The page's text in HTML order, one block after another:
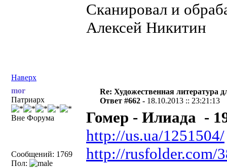
Сканировал и
Алексей Никитин
Наверх
mor
Патриарх
Вне Форума
Сообщений: 1769
Пол:
Re: Художественная литература
Ответ #662 - 18.10.2013 :: 23:21:13
Гомер - Илиада -
http://us.ua/1251504/
http://rusfolder.com/